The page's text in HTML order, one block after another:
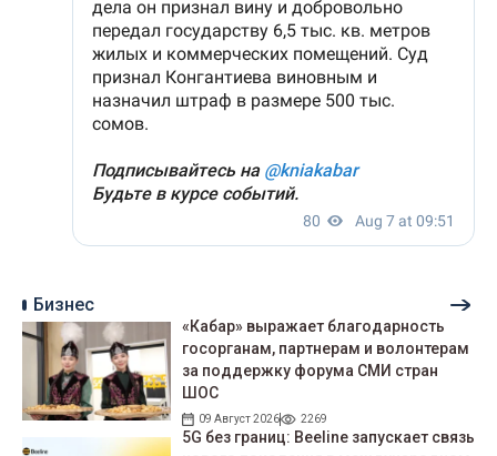
Бизнес
«Кабар» выражает благодарность
госорганам, партнерам и волонтерам
за поддержку форума СМИ стран
ШОС
09 Август 2026 2269
5G без границ: Beeline запускает связь